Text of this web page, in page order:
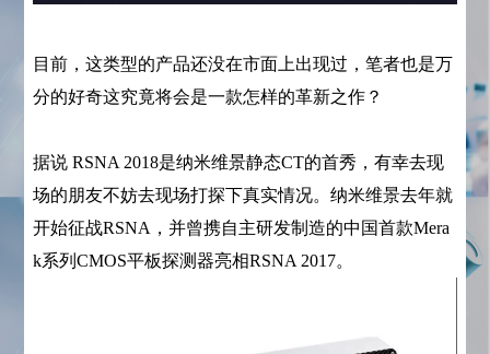
目前，这类型的产品还没在市面上出现过，笔者也是万
分的好奇这究竟将会是一款怎样的革新之作？
据说RSNA 2018是纳米维景静态CT的首秀，有幸去现
场的朋友不妨去现场打探下真实情况。纳米维景去年就
开始征战RSNA，并曾携自主研发制造的中国首款Mera
k系列CMOS平板探测器亮相RSNA 2017。